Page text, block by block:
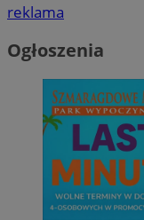
reklama
Ogłoszenia